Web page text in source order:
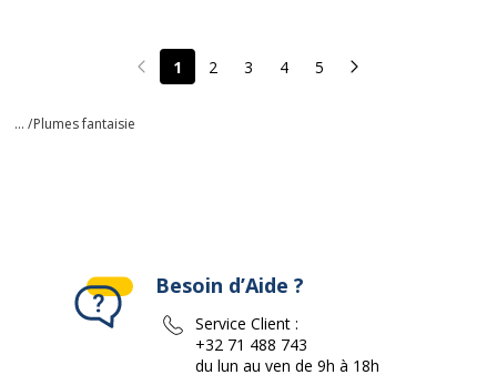
Page précédente
1 2 3 4 5 Page suivante
... /Plumes fantaisie
Besoin d’Aide ?
Service Client :
+32 71 488 743
du lun au ven de 9h à 18h